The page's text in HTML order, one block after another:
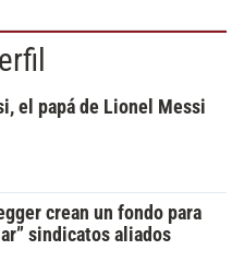
el papá de Lionel Messi
crean un fondo para
sindicatos aliados